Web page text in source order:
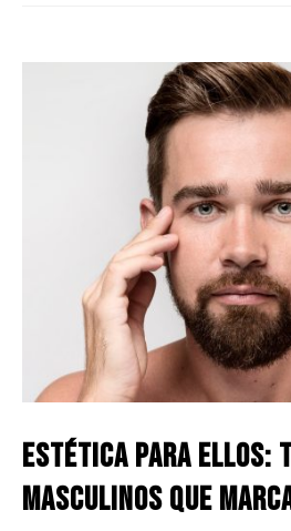
Estética para ellos:
masculinos que